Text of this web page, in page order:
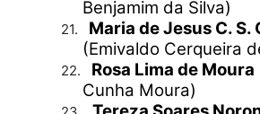
Benjamim da Silva)
21.
Maria de Jesus C. S.
(Emivaldo Cerqueira
22. Rosa Lima de Moura
Cunha Moura)